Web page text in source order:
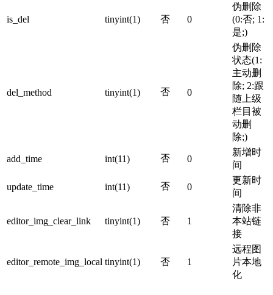
is_del tinyint(1) 否 0
伪删除
(0:否; 1:
是;)
del_method tinyint(1) 否 0
伪删除
状态(1:
主动删
除; 2:跟
随上级
栏目被
动删
除;)
add_time int(11) 否 0
新增时
间
update_time int(11) 否 0
更新时
间
editor_img_clear_link tinyint(1) 否 1
清除非
本站链
接
editor_remote_img_local tinyint(1) 否 1
远程图
片本地
化